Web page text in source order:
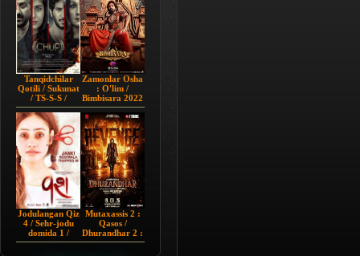
Tanqidchilar
Qotili / Sukunat
/ TS-S-S /
Jimjitlik
Ortidagi Sir /
Chup 2022 HD
Hind kino
Zamonlar Osha
: O'lim /
Bimbisara 2022
Hind kino
Uzbek tilida
Jodulangan Qiz
4 / Sehr-jodu
domida 1 /
Egallangan 1 /
Mutaxassis 2 :
Qasos /
Dhurandhar 2 :
Intiqom 2026